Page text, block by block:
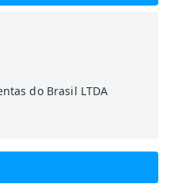
do Brasil LTDA